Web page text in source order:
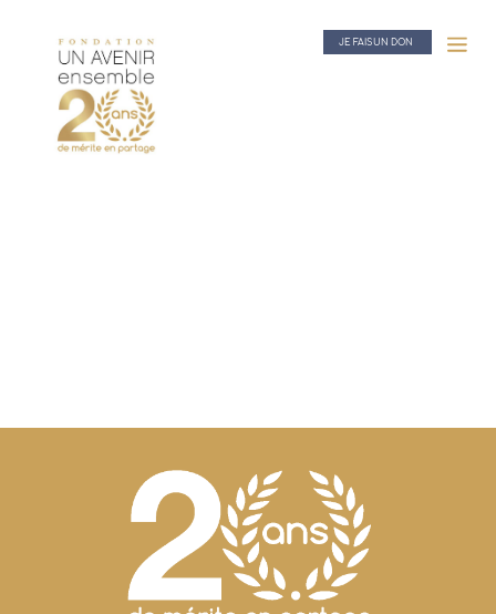
JE FAIS UN DON